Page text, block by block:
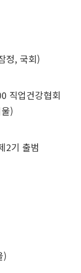
정, 국회)
직업건강협회
)
2기 출범
)